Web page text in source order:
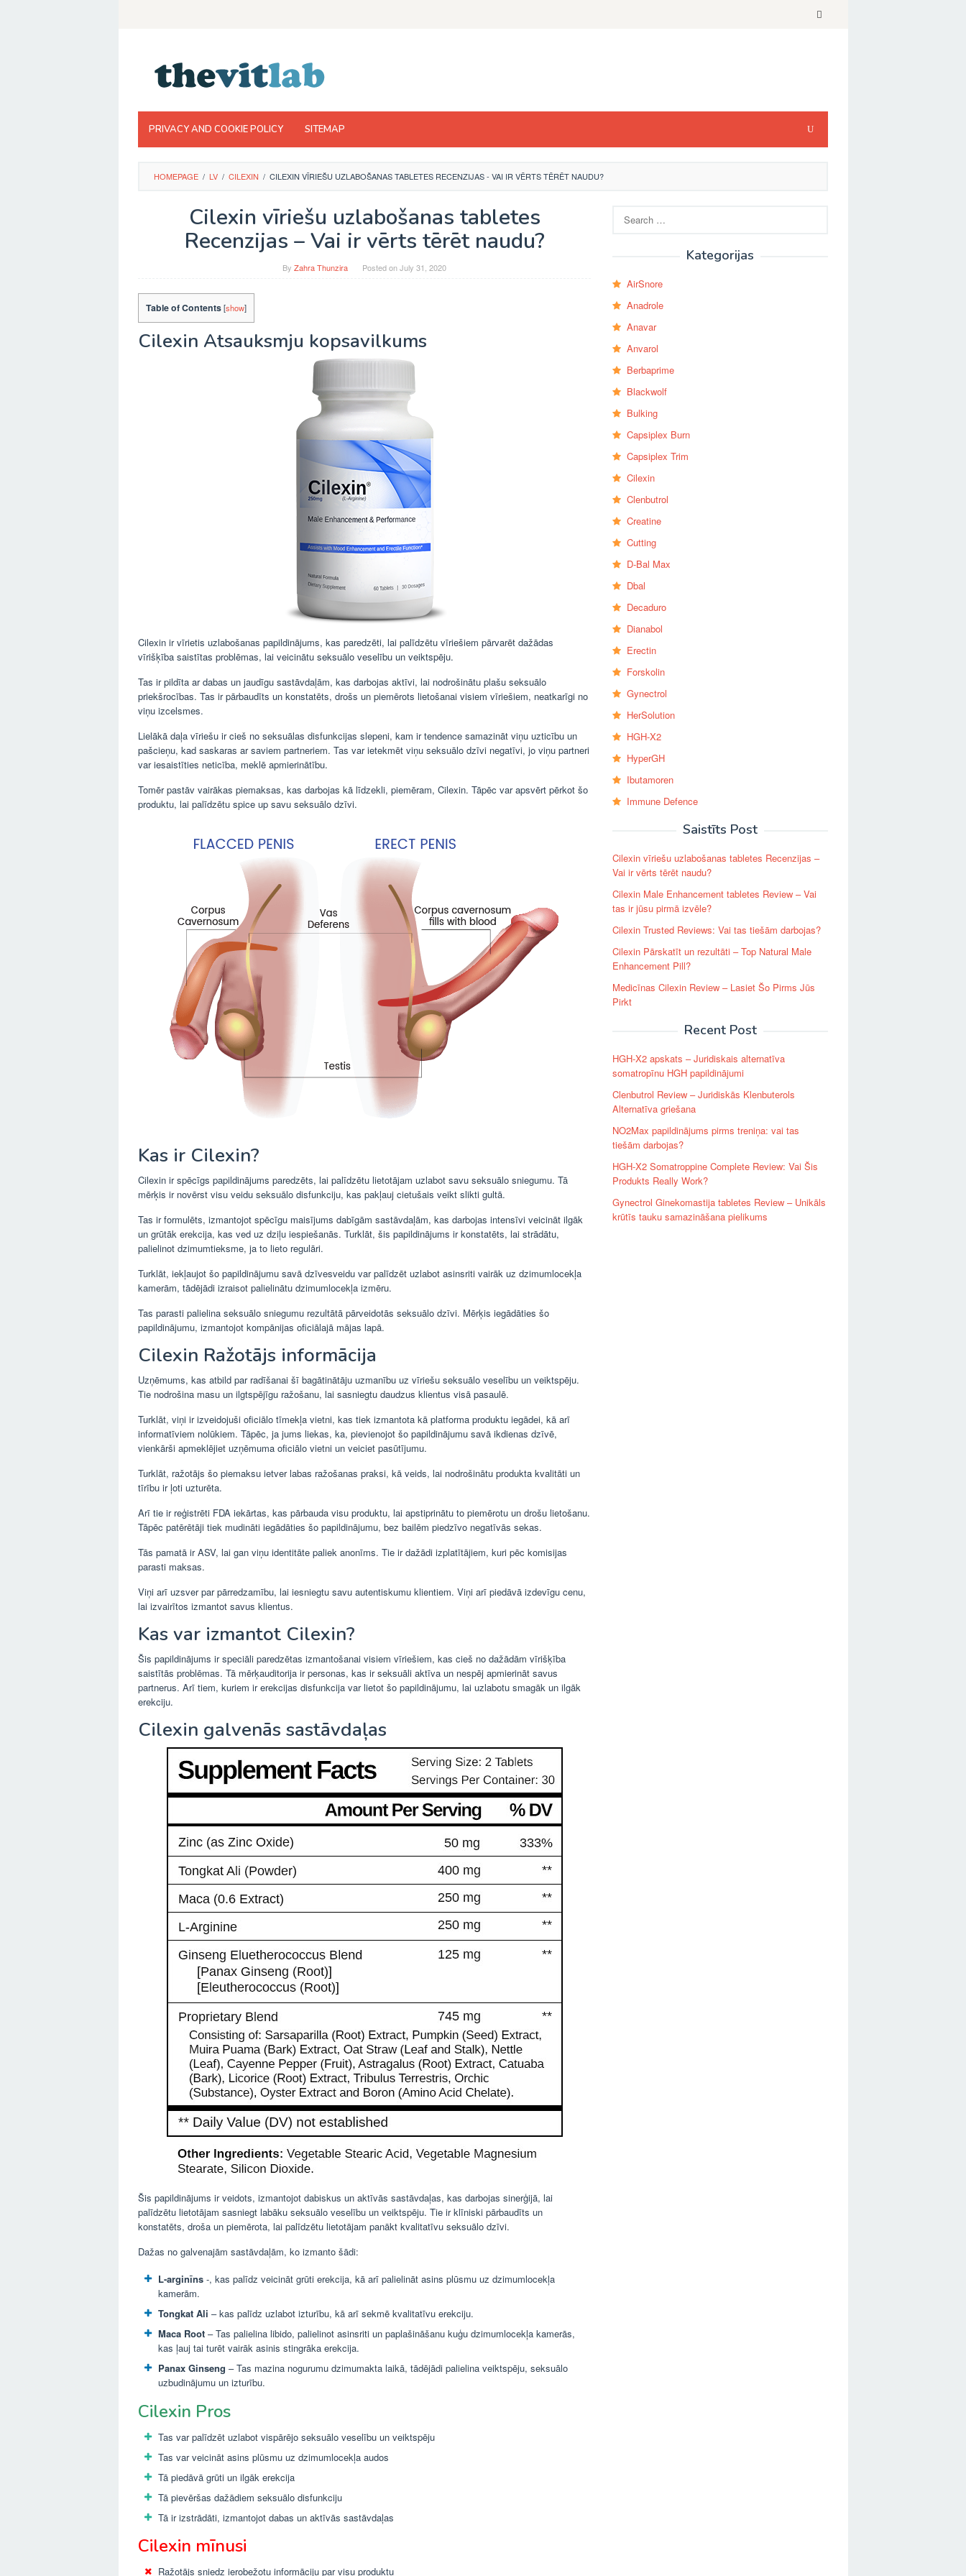
PRIVACY AND COOKIE POLICY SITEMAP
HOMEPAGE / LV / CILEXIN / CILEXIN VĪRIEŠU UZLABOŠANAS TABLETES RECENZIJAS - VAI IR VĒRTS TĒRĒT NAUDU?
Cilexin vīriešu uzlabošanas tabletes
Recenzijas – Vai ir vērts tērēt naudu?
By Zahra Thunzira Posted onJuly 31, 2020
Table of Contents[show]
Cilexin Atsauksmju kopsavilkums
Cilexin ir vīrietis uzlabošanas papildinājums, kas paredzēti, lai palīdzētu vīriešiem pārvarēt dažādas
vīrišķība saistītas problēmas, lai veicinātu seksuālo veselību un veiktspēju.
Tas ir pildīta ar dabas un jaudīgu sastāvdaļām, kas darbojas aktīvi, lai nodrošinātu plašu seksuālo
priekšrocības. Tas ir pārbaudīts un konstatēts, drošs un piemērots lietošanai visiem vīriešiem, neatkarīgi no
viņu izcelsmes.
Lielākā daļa vīriešu ir cieš no seksuālas disfunkcijas slepeni, kam ir tendence samazināt viņu uzticību un
pašcieņu, kad saskaras ar saviem partneriem. Tas var ietekmēt viņu seksuālo dzīvi negatīvi, jo viņu partneri
var iesaistīties neticība, meklē apmierinātību.
Tomēr pastāv vairākas piemaksas, kas darbojas kā līdzekli, piemēram, Cilexin. Tāpēc var apsvērt pērkot šo
produktu, lai palīdzētu spice up savu seksuālo dzīvi.
Kas ir Cilexin?
Cilexin ir spēcīgs papildinājums paredzēts, lai palīdzētu lietotājam uzlabot savu seksuālo sniegumu. Tā
mērķis ir novērst visu veidu seksuālo disfunkciju, kas pakļauj cietušais veikt slikti gultā.
Tas ir formulēts, izmantojot spēcīgu maisījums dabīgām sastāvdaļām, kas darbojas intensīvi veicināt ilgāk
un grūtāk erekcija, kas ved uz dziļu iespiešanās. Turklāt, šis papildinājums ir konstatēts, lai strādātu,
palielinot dzimumtieksme, ja to lieto regulāri.
Turklāt, iekļaujot šo papildinājumu savā dzīvesveidu var palīdzēt uzlabot asinsriti vairāk uz dzimumlocekļa
kamerām, tādējādi izraisot palielinātu dzimumlocekļa izmēru.
Tas parasti palielina seksuālo sniegumu rezultātā pārveidotās seksuālo dzīvi. Mērķis iegādāties šo
papildinājumu, izmantojot kompānijas oficiālajā mājas lapā.
Cilexin Ražotājs informācija
Uzņēmums, kas atbild par radīšanai šī bagātinātāju uzmanību uz vīriešu seksuālo veselību un veiktspēju.
Tie nodrošina masu un ilgtspējīgu ražošanu, lai sasniegtu daudzus klientus visā pasaulē.
Turklāt, viņi ir izveidojuši oficiālo tīmekļa vietni, kas tiek izmantota kā platforma produktu iegādei, kā arī
informatīviem nolūkiem. Tāpēc, ja jums liekas, ka, pievienojot šo papildinājumu savā ikdienas dzīvē,
vienkārši apmeklējiet uzņēmuma oficiālo vietni un veiciet pasūtījumu.
Turklāt, ražotājs šo piemaksu ietver labas ražošanas praksi, kā veids, lai nodrošinātu produkta kvalitāti un
tīrību ir ļoti uzturēta.
Arī tie ir reģistrēti FDA iekārtas, kas pārbauda visu produktu, lai apstiprinātu to piemērotu un drošu lietošanu.
Tāpēc patērētāji tiek mudināti iegādāties šo papildinājumu, bez bailēm piedzīvo negatīvās sekas.
Tās pamatā ir ASV, lai gan viņu identitāte paliek anonīms. Tie ir dažādi izplatītājiem, kuri pēc komisijas
parasti maksas.
Viņi arī uzsver par pārredzamību, lai iesniegtu savu autentiskumu klientiem. Viņi arī piedāvā izdevīgu cenu,
lai izvairītos izmantot savus klientus.
Kas var izmantot Cilexin?
Šis papildinājums ir speciāli paredzētas izmantošanai visiem vīriešiem, kas cieš no dažādām vīrišķība
saistītās problēmas. Tā mērķauditorija ir personas, kas ir seksuāli aktīva un nespēj apmierināt savus
partnerus. Arī tiem, kuriem ir erekcijas disfunkcija var lietot šo papildinājumu, lai uzlabotu smagāk un ilgāk
erekciju.
Cilexin galvenās sastāvdaļas
Šis papildinājums ir veidots, izmantojot dabiskus un aktīvās sastāvdaļas, kas darbojas sinerģijā, lai
palīdzētu lietotājam sasniegt labāku seksuālo veselību un veiktspēju. Tie ir klīniski pārbaudīts un
konstatēts, droša un piemērota, lai palīdzētu lietotājam panākt kvalitatīvu seksuālo dzīvi.
Dažas no galvenajām sastāvdaļām, ko izmanto šādi:
L-arginīns -, kas palīdz veicināt grūti erekcija, kā arī palielināt asins plūsmu uz dzimumlocekļa
kamerām.
Tongkat Ali – kas palīdz uzlabot izturību, kā arī sekmē kvalitatīvu erekciju.
Maca Root – Tas palielina libido, palielinot asinsriti un paplašināšanu kuģu dzimumlocekļa kamerās,
kas ļauj tai turēt vairāk asinis stingrāka erekcija.
Panax Ginseng – Tas mazina nogurumu dzimumakta laikā, tādējādi palielina veiktspēju, seksuālo
uzbudinājumu un izturību.
Cilexin Pros
Tas var palīdzēt uzlabot vispārējo seksuālo veselību un veiktspēju
Tas var veicināt asins plūsmu uz dzimumlocekļa audos
Tā piedāvā grūti un ilgāk erekcija
Tā pievēršas dažādiem seksuālo disfunkciju
Tā ir izstrādāti, izmantojot dabas un aktīvās sastāvdaļas
Cilexin mīnusi
Ražotājs sniedz ierobežotu informāciju par visu produktu
for:
Kategorijas
AirSnore
Anadrole
Anavar
Anvarol
Berbaprime
Blackwolf
Bulking
Capsiplex Burn
Capsiplex Trim
Cilexin
Clenbutrol
Creatine
Cutting
D-Bal Max
Dbal
Decaduro
Dianabol
Erectin
Forskolin
Gynectrol
HerSolution
HGH-X2
HyperGH
Ibutamoren
Immune Defence
Saistīts Post
Cilexin vīriešu uzlabošanas tabletes Recenzijas –
Vai ir vērts tērēt naudu?
Cilexin Male Enhancement tabletes Review – Vai
tas ir jūsu pirmā izvēle?
Cilexin Trusted Reviews: Vai tas tiešām darbojas?
Cilexin Pārskatīt un rezultāti – Top Natural Male
Enhancement Pill?
Medicīnas Cilexin Review – Lasiet Šo Pirms Jūs
Pirkt
Recent Post
HGH-X2 apskats – Juridiskais alternatīva
somatropīnu HGH papildinājumi
Clenbutrol Review – Juridiskās Klenbuterols
Alternatīva griešana
NO2Max papildinājums pirms treniņa: vai tas
tiešām darbojas?
HGH-X2 Somatroppine Complete Review: Vai Šis
Produkts Really Work?
Gynectrol Ginekomastija tabletes Review – Unikāls
krūtīs tauku samazināšana pielikums